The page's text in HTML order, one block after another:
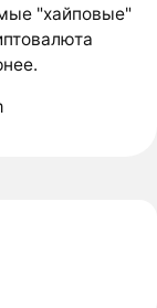
"хайповые"